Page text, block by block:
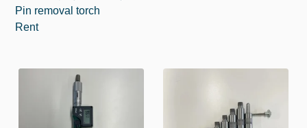
Pin removal torch
Rent